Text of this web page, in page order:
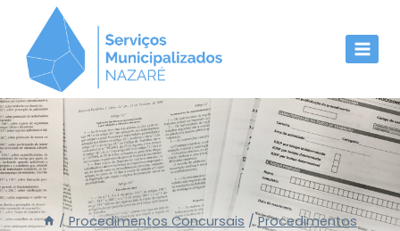
content
/ Procedimentos Concursais / Procedimentos